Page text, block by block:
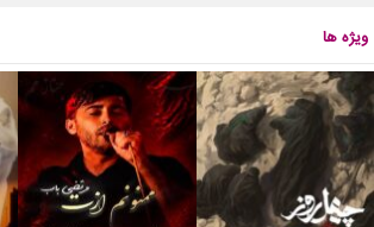
ویژه ها